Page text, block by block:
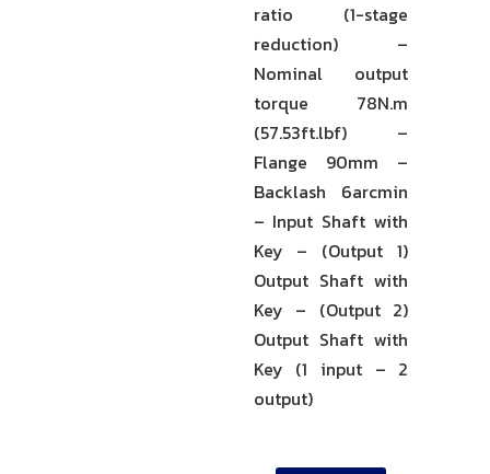
ratio (1-stage
reduction) –
Nominal output
torque 78N.m
(57.53ft.lbf) –
Flange 90mm –
Backlash 6arcmin
– Input Shaft with
Key – (Output 1)
Output Shaft with
Key – (Output 2)
Output Shaft with
Key (1 input – 2
output)